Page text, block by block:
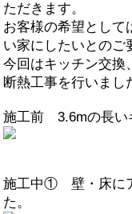
ただきます。
お客様の希望として
い家にしたいとのご
今回はキッチン交換
断熱工事を行いまし
施工前 3.6mの長い
施工中① 壁・床に
た。